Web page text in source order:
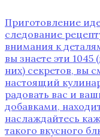
Приготовление
следование
внимания к
вы знаете эти
них) секретов‚ вы
настоящий
радовать вас и
добавками‚
наслаждайтесь
такого вкусного